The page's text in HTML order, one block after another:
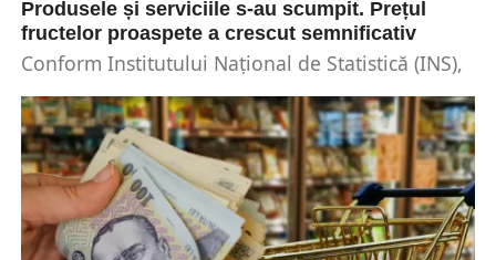
Produsele și serviciile s-au scumpit. Prețul
fructelor proaspete a crescut semnificativ
Conform Institutului Național de Statistică (INS),
topul scumpirilor...